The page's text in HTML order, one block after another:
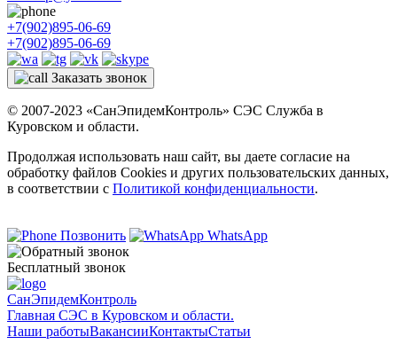
+7(902)895-06-69
+7(902)895-06-69
Заказать звонок
© 2007-2023 «СанЭпидемКонтроль» СЭС Служба в
Куровском и области.
Продолжая использовать наш сайт, вы даете согласие на
обработку файлов Cookies и других пользовательских данных,
в соответствии с Политикой конфиденциальности.
Позвонить WhatsApp
Бесплатный звонок
СанЭпидемКонтроль
Главная СЭС в Куровском и области.
Наши работыВакансииКонтактыСтатьи